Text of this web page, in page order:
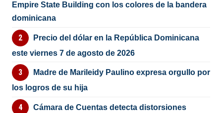
Empire State Building con los colores de la bandera
dominicana
Precio del dólar en la República Dominicana
este viernes 7 de agosto de 2026
Madre de Marileidy Paulino expresa orgullo por
los logros de su hija
Cámara de Cuentas detecta distorsiones